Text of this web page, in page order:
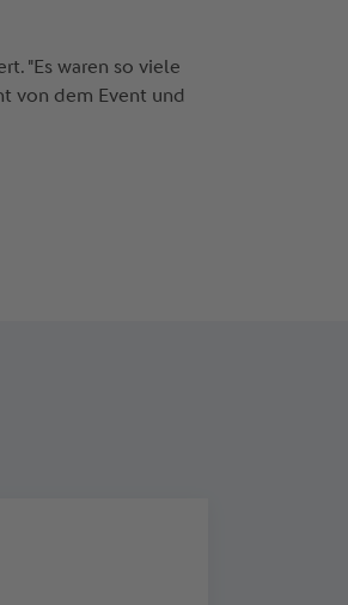
"Es waren so viele
von dem Event und